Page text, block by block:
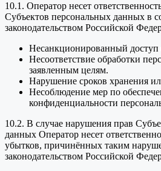
10.1. Оператор несет
Субъектов персональных данных в
законодательством Российской
Несанкционированный
Несоответствие обработки
заявленным целям.
Нарушение сроков хранения
Несоблюдение мер по
конфиденциальности
10.2. В случае нарушения прав
данных Оператор несет
убытков, причинённых таким
законодательством Российской